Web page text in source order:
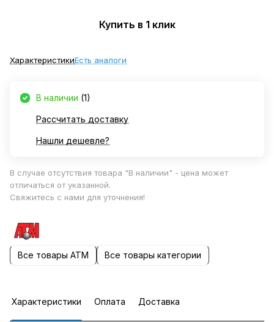
Купить в 1 клик
ХарактеристикиЕсть аналоги
В наличии (1)
Рассчитать доставку
Нашли дешевле?
В случае отсутствия товара "В наличии" - цена может
отличаться от указанной.
Свяжитесь с нами для уточнения!
Все товары ATM Все товары категории
Характеристики Оплата Доставка